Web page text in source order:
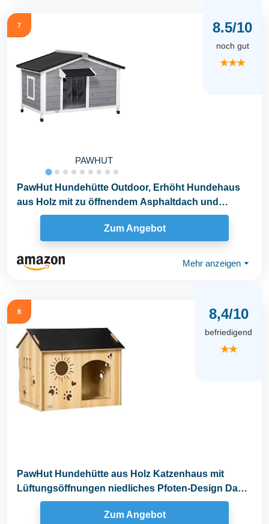
7
PAWHUT
8.5/10
noch gut
★★★
PawHut Hundehütte Outdoor, Erhöht Hundehaus
aus Holz mit zu öffnendem Asphaltdach und
abnehmbarem...
Zum Angebot
Mehr anzeigen ⏷
8 8,4/10
befriedigend
★★
PawHut Hundehütte aus Holz Katzenhaus mit
Lüftungsöffnungen niedliches Pfoten-Design Dach
Indoor...
Zum Angebot